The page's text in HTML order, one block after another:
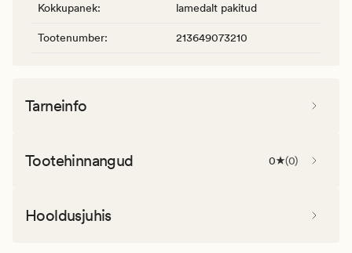
Kokkupanek: lamedalt pakitud
Tootenumber: 213649073210
Tarneinfo
Tootehinnangud 0 (0)
Hooldusjuhis